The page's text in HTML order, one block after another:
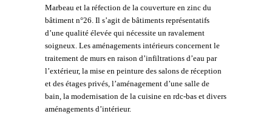
Marbeau et la réfection de la couverture en zinc du
bâtiment n°26. Il s’agit de bâtiments représentatifs
d’une qualité élevée qui nécessite un ravalement
soigneux. Les aménagements intérieurs concernent le
traitement de murs en raison d’infiltrations d’eau par
l’extérieur, la mise en peinture des salons de réception
et des étages privés, l’aménagement d’une salle de
bain, la modernisation de la cuisine en rdc-bas et divers
aménagements d’intérieur.